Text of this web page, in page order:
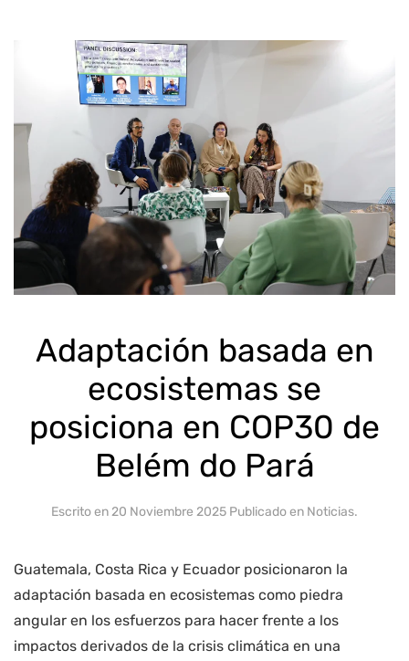
Adaptación basada en
ecosistemas se
posiciona en COP30 de
Belém do Pará
Escrito en20 Noviembre 2025 Publicado en Noticias.
Guatemala, Costa Rica y Ecuador posicionaron la
adaptación basada en ecosistemas como piedra
angular en los esfuerzos para hacer frente a los
impactos derivados de la crisis climática en una